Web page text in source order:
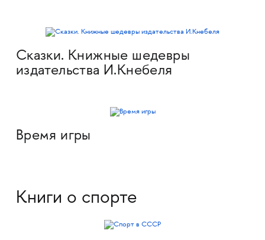
Сказки. Книжные шедевры
издательства И.Кнебеля
Время игры
Книги о спорте